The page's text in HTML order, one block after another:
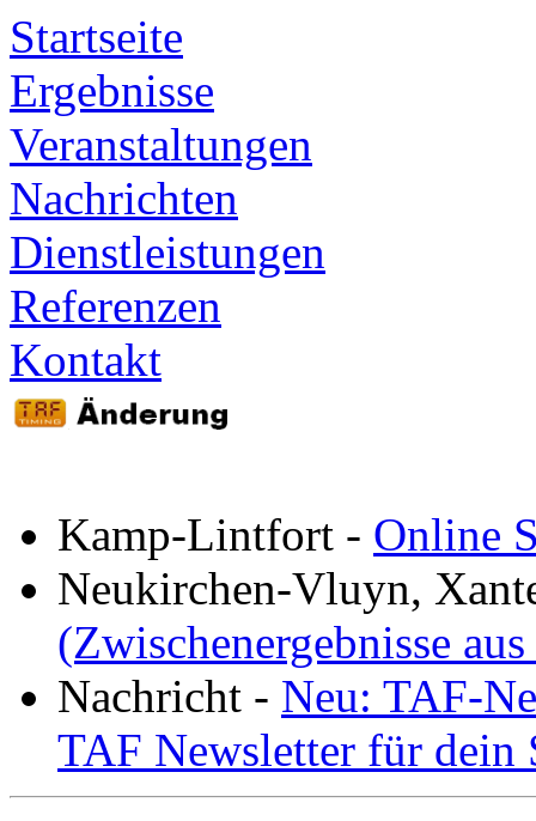
Startseite
Ergebnisse
Veranstaltungen
Nachrichten
Dienstleistungen
Referenzen
Kontakt
Kamp-Lintfort - Online
Neukirchen-Vluyn,
(Zwischenergebnisse
Nachricht - Neu: TAF-
TAF Newsletter für dein